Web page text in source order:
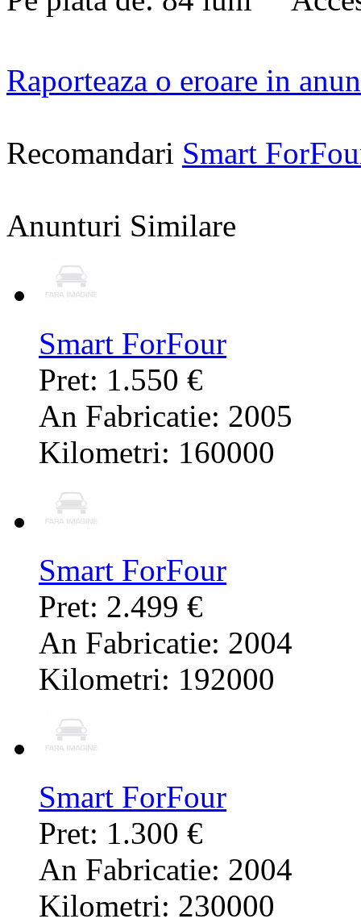
Raporteaza o eroare in
Recomandari Smart
Anunturi Similare
Smart ForFour
Pret: 1.550 €
An Fabricatie: 2005
Kilometri: 160000
Smart ForFour
Pret: 2.499 €
An Fabricatie: 2004
Kilometri: 192000
Smart ForFour
Pret: 1.300 €
An Fabricatie: 2004
Kilometri: 230000